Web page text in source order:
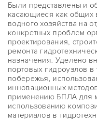
Были представлены и
касающиеся как общих
водного хозяйства на
конкретных проблем
проектирования,
ремонта
назначения. Уделено
портовых гидроузлов в
побережья,
инновационных
применению БПЛА для
использованию
материалов в